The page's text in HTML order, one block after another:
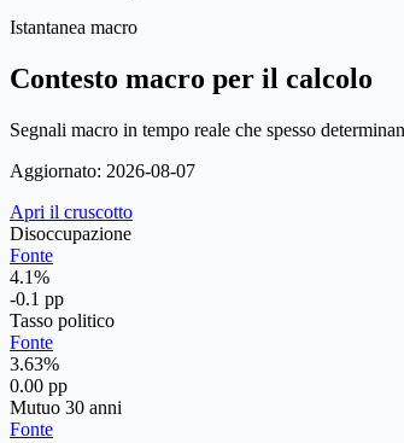
Istantanea macro
Contesto macro per il calcolo
Segnali macro in tempo reale che spesso
Aggiornato: 2026-08-07
Apri il cruscotto
Disoccupazione
Fonte
4.1%
-0.1 pp
Tasso politico
Fonte
3.63%
0.00 pp
Mutuo 30 anni
Fonte